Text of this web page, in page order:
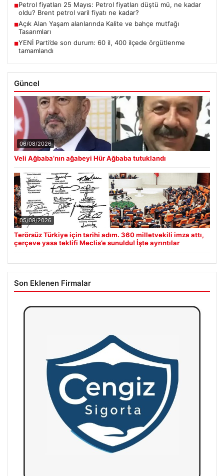
■Petrol fiyatları 25 Mayıs: Petrol fiyatları düştü mü, ne kadar
oldu? Brent petrol varil fiyatı ne kadar?
■Açık Alan Yaşam alanlarında Kalite ve bahçe mutfağı
Tasarımları
■YENİ Parti’de son durum: 60 il, 400 ilçede örgütlenme
tamamlandı
Güncel
06/08/2026
Veli Ağbaba’nın ağabeyi Hür Ağbaba tutuklandı
05/08/2026
Terörsüz Türkiye için tarihi adım. 360 milletvekili imza attı,
çerçeve yasa teklifi Meclis’e sunuldu! İşte ayrıntılar
Son Eklenen Firmalar